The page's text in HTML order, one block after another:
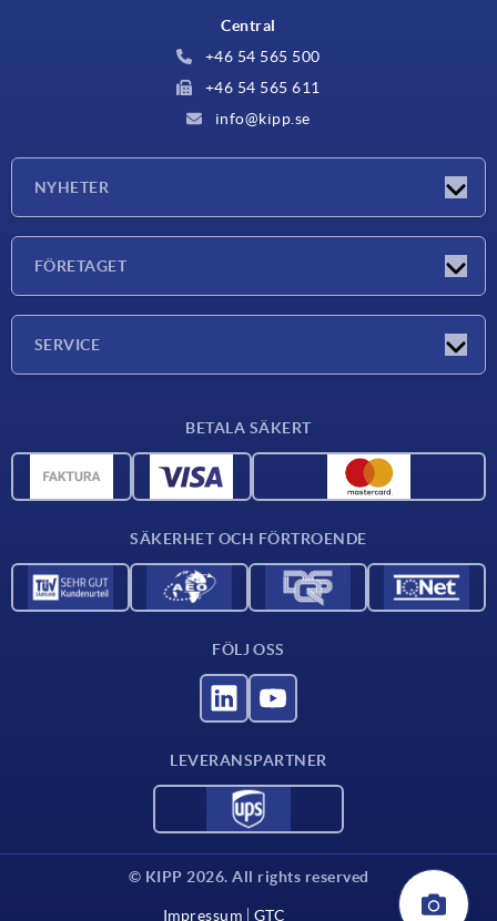
Central
+46 54 565 500
+46 54 565 611
info@kipp.se
NYHETER
FÖRETAGET
SERVICE
CAD-data
BETALA SÄKERT
SÄKERHET OCH FÖRTROENDE
FÖLJ OSS
LEVERANSPARTNER
© KIPP 2026. All rights reserved
Impressum GTC